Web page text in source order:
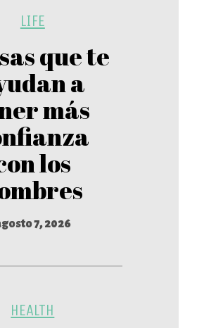
LIFE
que te
a
más
los
7, 2026
HEALTH